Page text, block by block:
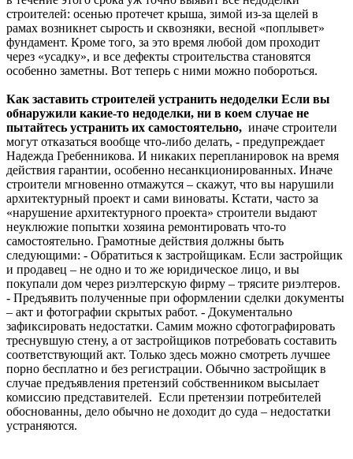
строителей: осенью протечет крыша, зимой из-за щелей в
рамах возникнет сырость и сквозняки, весной «поплывет»
фундамент. Кроме того, за это время любой дом проходит
через «усадку», и все дефекты строительства становятся
особенно заметны. Вот теперь с ними можно побороться.
Как заставить строителей устранить недоделки Если вы
обнаружили какие-то недоделки, ни в коем случае не
пытайтесь устранить их самостоятельно, иначе строители
могут отказаться вообще что-либо делать, - предупреждает
Надежда Гребенникова. И никаких перепланировок на время
действия гарантии, особенно несанкционированных. Иначе
строители мгновенно отмажутся – скажут, что вы нарушили
архитектурный проект и сами виноваты. Кстати, часто за
«нарушение архитектурного проекта» строители выдают
неуклюжие попытки хозяина ремонтировать что-то
самостоятельно. Грамотные действия должны быть
следующими: - Обратиться к застройщикам. Если застройщик
и продавец – не одно и то же юридическое лицо, и вы
покупали дом через риэлтерскую фирму – трясите риэлтеров.
- Предъявить полученные при оформлении сделки документы
– акт и фотографии скрытых работ. - Документально
зафиксировать недостатки. Самим можно сфотографировать
треснувшую стену, а от застройщиков потребовать составить
соответствующий акт. Только здесь можно смотреть лучшее
порно бесплатно и без регистрации. Обычно застройщик в
случае предъявления претензий собственником высылает
комиссию представителей. Если претензии потребителей
обоснованны, дело обычно не доходит до суда – недостатки
устраняются.